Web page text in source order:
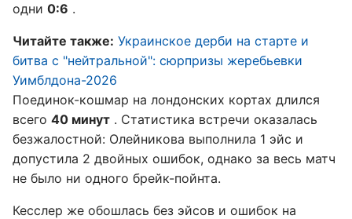
одни 0:6 .
Читайте также: Украинское дерби на старте и
битва с "нейтральной": сюрпризы жеребьевки
Уимблдона-2026
Поединок-кошмар на лондонских кортах длился
всего 40 минут . Статистика встречи оказалась
безжалостной: Олейникова выполнила 1 эйс и
допустила 2 двойных ошибок, однако за весь матч
не было ни одного брейк-пойнта.
Кесслер же обошлась без эйсов и ошибок на